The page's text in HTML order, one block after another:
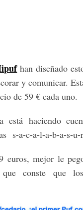
han diseñado
y comunicar.
de 59 € cada uno.
haciendo
s-a-c-a-l-a-b-a-s-u-
mejor le
que conste que